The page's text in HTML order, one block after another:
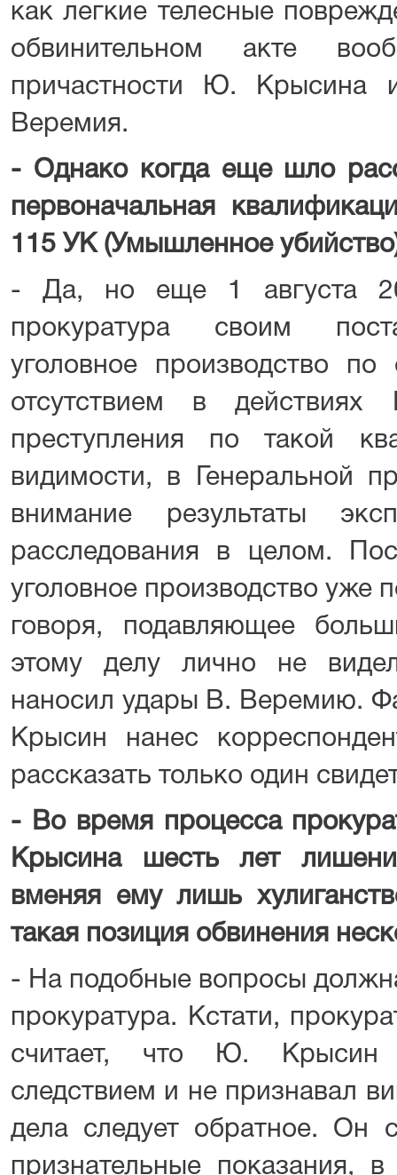
как легкие телесные
обвинительном акте
причастности Ю. Крысина
Веремия.
- Однако когда еще шло
первоначальная
115 УК (Умышленное
- Да, но еще 1 августа
прокуратура своим
уголовное производство
отсутствием в
преступления по такой
видимости, в Генеральной
внимание результаты
расследования в целом.
уголовное производство уже
говоря, подавляющее
этому делу лично не
наносил удары В. Веремию.
Крысин нанес
рассказать только один
- Во время процесса
Крысина шесть лет
вменяя ему лишь
такая позиция обвинения
- На подобные вопросы
прокуратура. Кстати,
считает, что Ю. Крысин
следствием и не признавал
дела следует обратное. Он
признательные показания,